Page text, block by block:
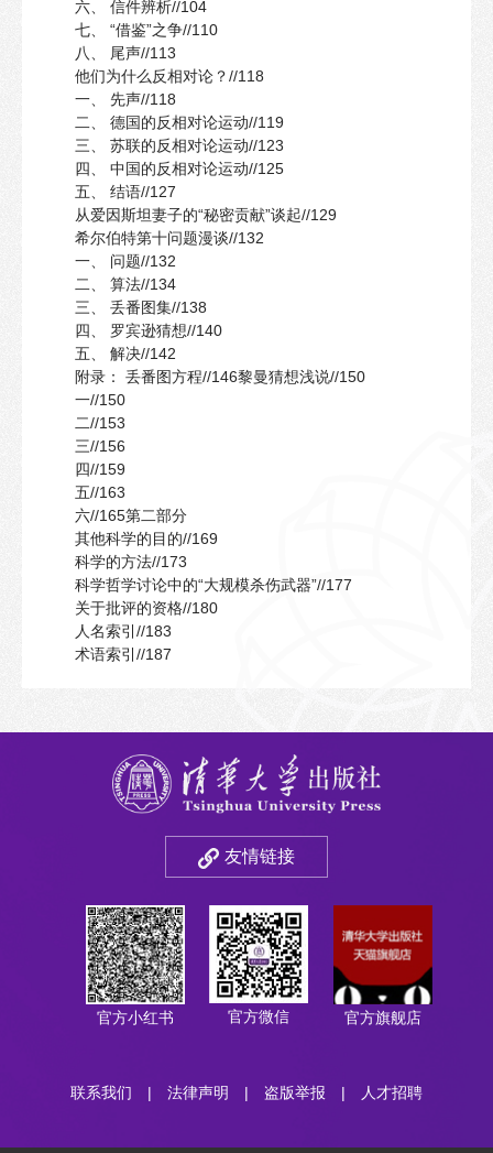
六、 信件辨析//104
七、 “借鉴”之争//110
八、 尾声//113
他们为什么反相对论？//118
一、 先声//118
二、 德国的反相对论运动//119
三、 苏联的反相对论运动//123
四、 中国的反相对论运动//125
五、 结语//127
从爱因斯坦妻子的“秘密贡献”谈起//129
希尔伯特第十问题漫谈//132
一、 问题//132
二、 算法//134
三、 丢番图集//138
四、 罗宾逊猜想//140
五、 解决//142
附录： 丢番图方程//146黎曼猜想浅说//150
一//150
二//153
三//156
四//159
五//163
六//165第二部分
其他科学的目的//169
科学的方法//173
科学哲学讨论中的“大规模杀伤武器”//177
关于批评的资格//180
人名索引//183
术语索引//187
友情链接
官方小红书 官方微信 官方旗舰店
联系我们 | 法律声明 | 盗版举报 | 人才招聘